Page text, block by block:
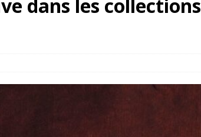
dans les collections